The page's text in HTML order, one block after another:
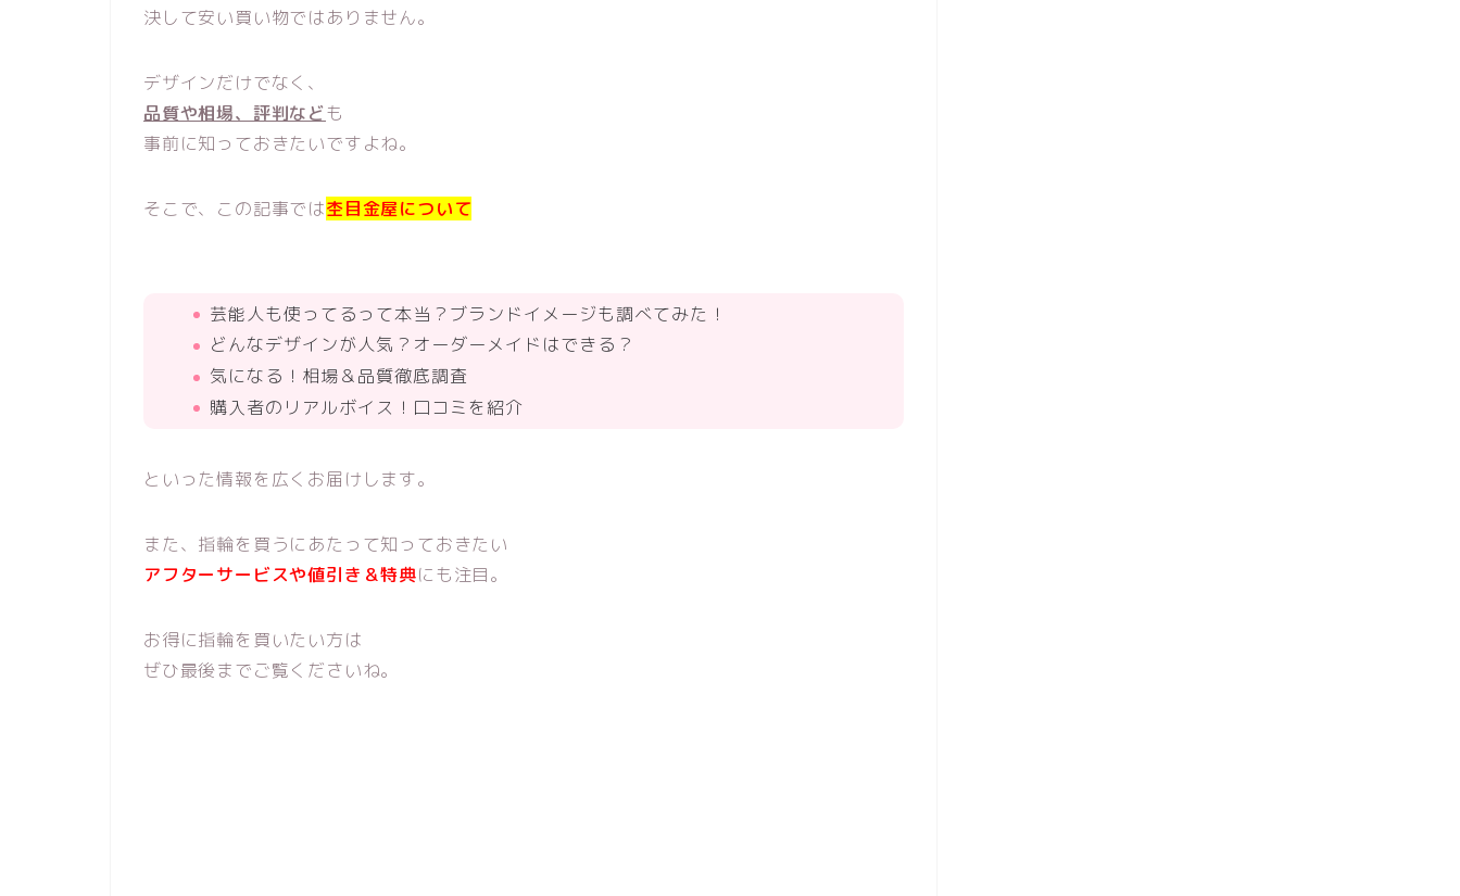
決して安い買い物ではありません。
デザインだけでなく、
品質や相場、評判なども
事前に知っておきたいですよね。
そこで、この記事では杢目金屋について
芸能人も使ってるって本当？ブランドイメージも調べてみた！
どんなデザインが人気？オーダーメイドはできる？
気になる！相場＆品質徹底調査
購入者のリアルボイス！口コミを紹介
といった情報を広くお届けします。
また、指輪を買うにあたって知っておきたい
アフターサービスや値引き＆特典にも注目。
お得に指輪を買いたい方は
ぜひ最後までご覧くださいね。